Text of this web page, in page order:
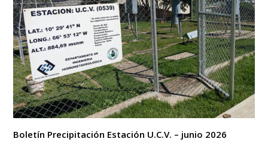
Boletín Precipitación Estación U.C.V. – junio 2026